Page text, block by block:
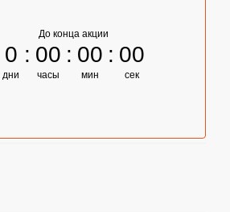
До конца акции
0
дни
00
часы
00
мин
00
сек